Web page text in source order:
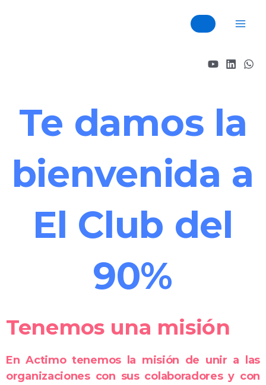
Te damos la
bienvenida a
El Club del
90%
Tenemos una misión
En Actimo tenemos la misión de unir a las
organizaciones con sus colaboradores y con